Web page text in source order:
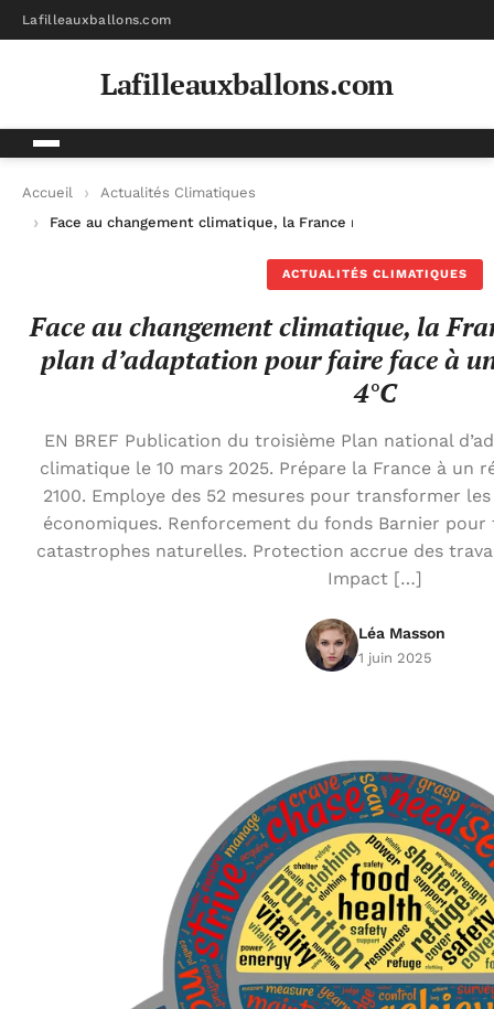
Lafilleauxballons.com
Lafilleauxballons.com
Accueil
Actualités Climatiques
Face au changement climatique, la France met en place un
ACTUALITÉS CLIMATIQUES
Face au changement climatique, la
plan d’adaptation pour faire face à
4°C
EN BREF Publication du troisième Plan national
climatique le 10 mars 2025. Prépare la France à un
2100. Employe des 52 mesures pour transformer
économiques. Renforcement du fonds Barnier pour
catastrophes naturelles. Protection accrue des
Impact […]
Léa Masson
1 juin 2025